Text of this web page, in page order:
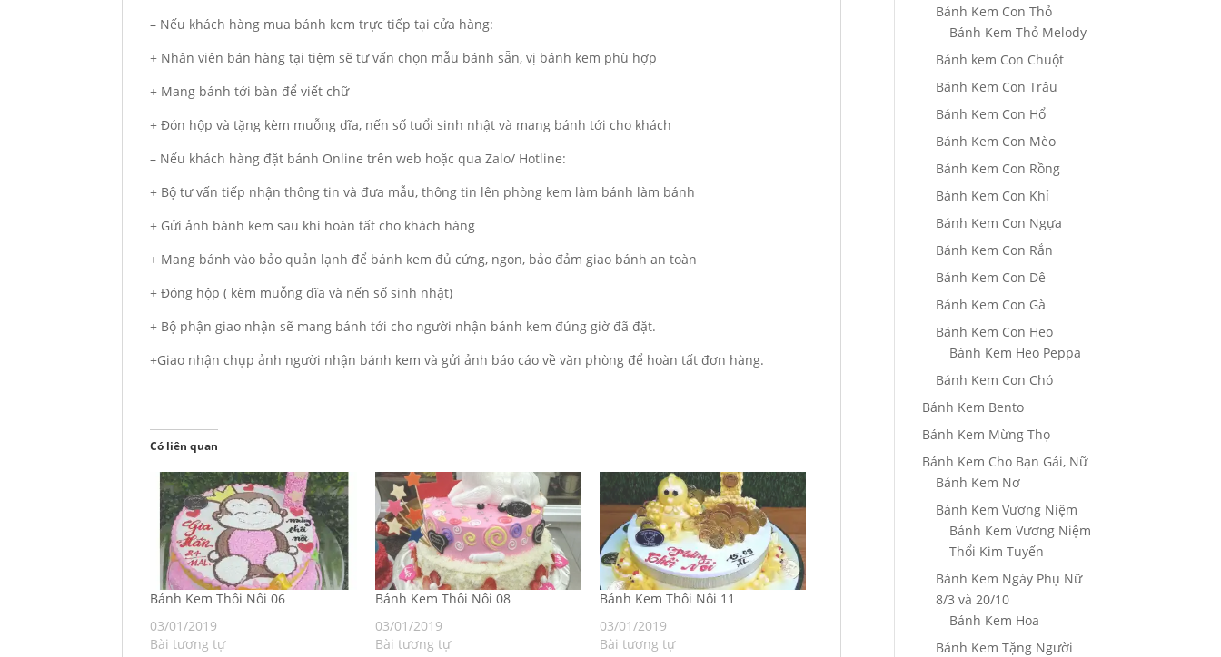
– Nếu khách hàng mua bánh kem trực tiếp tại cửa hàng:
+ Nhân viên bán hàng tại tiệm sẽ tư vấn chọn mẫu bánh sẵn, vị bánh kem phù hợp
+ Mang bánh tới bàn để viết chữ
+ Đón hộp và tặng kèm muỗng dĩa, nến số tuổi sinh nhật và mang bánh tới cho khách
– Nếu khách hàng đặt bánh Online trên web hoặc qua Zalo/ Hotline:
+ Bộ tư vấn tiếp nhận thông tin và đưa mẫu, thông tin lên phòng kem làm bánh làm bánh
+ Gửi ảnh bánh kem sau khi hoàn tất cho khách hàng
+ Mang bánh vào bảo quản lạnh để bánh kem đủ cứng, ngon, bảo đảm giao bánh an toàn
+ Đóng hộp ( kèm muỗng dĩa và nến số sinh nhật)
+ Bộ phận giao nhận sẽ mang bánh tới cho người nhận bánh kem đúng giờ đã đặt.
+Giao nhận chụp ảnh người nhận bánh kem và gửi ảnh báo cáo về văn phòng để hoàn tất đơn hàng.
Có liên quan
Bánh Kem Thôi Nôi 06
03/01/2019
Bài tương tự
Bánh Kem Thôi Nôi 08
03/01/2019
Bài tương tự
Bánh Kem Thôi Nôi 11
03/01/2019
Bài tương tự
Bánh Kem Con Thỏ
Bánh Kem Thỏ Melody
Bánh kem Con Chuột
Bánh Kem Con Trâu
Bánh Kem Con Hổ
Bánh Kem Con Mèo
Bánh Kem Con Rồng
Bánh Kem Con Khỉ
Bánh Kem Con Ngựa
Bánh Kem Con Rắn
Bánh Kem Con Dê
Bánh Kem Con Gà
Bánh Kem Con Heo
Bánh Kem Heo Peppa
Bánh Kem Con Chó
Bánh Kem Bento
Bánh Kem Mừng Thọ
Bánh Kem Cho Bạn Gái, Nữ
Bánh Kem Nơ
Bánh Kem Vương Niệm
Bánh Kem Vương Niệm
Thổi Kim Tuyến
Bánh Kem Ngày Phụ Nữ
8/3 và 20/10
Bánh Kem Hoa
Bánh Kem Tặng Người